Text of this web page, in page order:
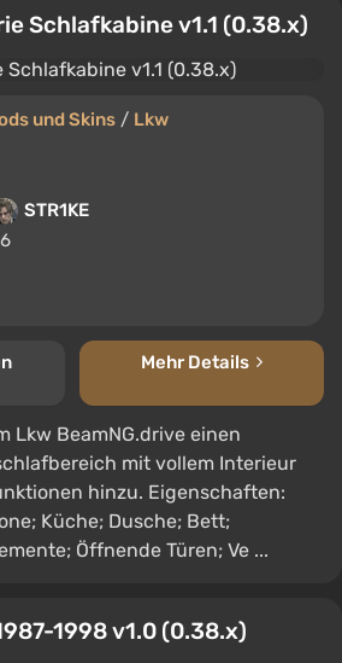
Schlafkabine v1.1 (0.38.x)
und Skins / Lkw
STR1KE
Mehr Details
Lkw BeamNG.drive einen
mit vollem Interieur
hinzu. Eigenschaften:
Küche; Dusche; Bett;
Öffnende Türen; Ve ...
1998 v1.0 (0.38.x)